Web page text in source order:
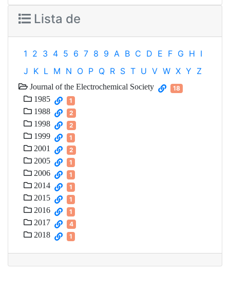
Lista de
1 2 3 4 5 6 7 8 9 A B C D E F G H I
J K L M N O P Q R S T U V W X Y Z
Journal of the Electrochemical Society 18
1985 1
1988 2
1998 2
1999 1
2001 2
2005 1
2006 1
2014 1
2015 1
2016 1
2017 4
2018 1